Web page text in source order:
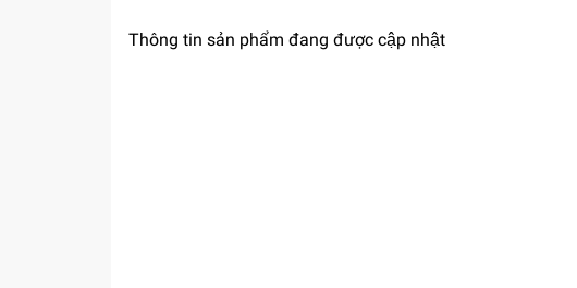
Thông tin sản phẩm đang được cập nhật